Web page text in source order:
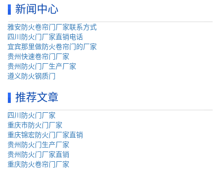
新闻中心
雅安防火卷帘门厂家联系方式
四川防火门厂家直销电话
宜宾那里做防火卷帘门的厂家
贵州快速卷帘门厂家
贵州防火门厂生产厂家
遵义防火钢质门
推荐文章
四川防火门厂家
重庆市防火门厂家
重庆锦宏防火门厂家直销
贵州防火门生产厂家
贵州防火门厂家直销
重庆防火卷帘门厂家